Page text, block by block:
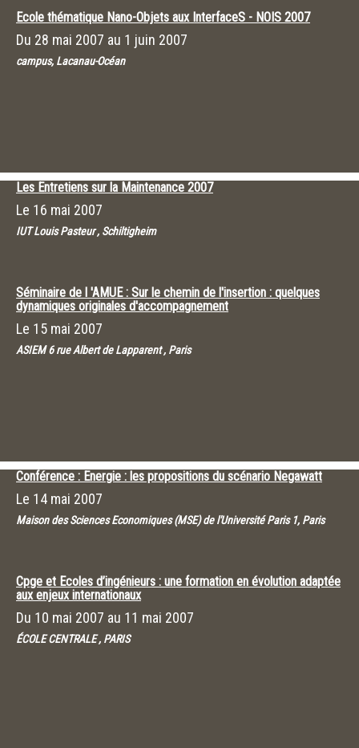
Ecole thématique Nano-Objets aux InterfaceS - NOIS 2007
Du 28 mai 2007 au 1 juin 2007
campus, Lacanau-Océan
Les Entretiens sur la Maintenance 2007
Le 16 mai 2007
IUT Louis Pasteur , Schiltigheim
Séminaire de l 'AMUE : Sur le chemin de l'insertion : quelques
dynamiques originales d'accompagnement
Le 15 mai 2007
ASIEM 6 rue Albert de Lapparent , Paris
Conférence : Energie : les propositions du scénario Negawatt
Le 14 mai 2007
Maison des Sciences Economiques (MSE) de l'Université Paris 1, Paris
Cpge et Ecoles d’ingénieurs : une formation en évolution adaptée
aux enjeux internationaux
Du 10 mai 2007 au 11 mai 2007
ÉCOLE CENTRALE , PARIS